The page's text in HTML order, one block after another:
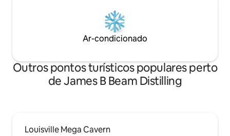
Ar-condicionado
Outros pontos turísticos populares perto
de James B Beam Distilling
Louisville Mega Cavern